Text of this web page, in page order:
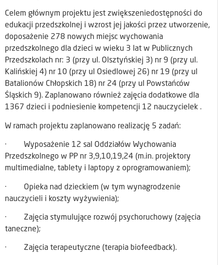
Celem głównym projektu jest zwiększeniedostępności do
edukacji przedszkolnej i wzrost jej jakości przez utworzenie,
doposażenie 278 nowych miejsc wychowania
przedszkolnego dla dzieci w wieku 3 lat w Publicznych
Przedszkolach nr: 3 (przy ul. Olsztyńskiej 3) nr 9 (przy ul.
Kalińskiej 4) nr 10 (przy ul Osiedlowej 26) nr 19 (przy ul
Batalionów Chłopskich 18) nr 24 (przy ul Powstańców
Śląskich 9). Zaplanowano również zajęcia dodatkowe dla
1367 dzieci i podniesienie kompetencji 12 nauczycielek .
W ramach projektu zaplanowano realizację 5 zadań:
· Wyposażenie 12 sal Oddziałów Wychowania
Przedszkolnego w PP nr 3,9,10,19,24 (m.in. projektory
multimedialne, tablety i laptopy z oprogramowaniem);
· Opieka nad dzieckiem (w tym wynagrodzenie
nauczycieli i koszty wyżywienia);
· Zajęcia stymulujące rozwój psychoruchowy (zajęcia
taneczne);
· Zajęcia terapeutyczne (terapia biofeedback).